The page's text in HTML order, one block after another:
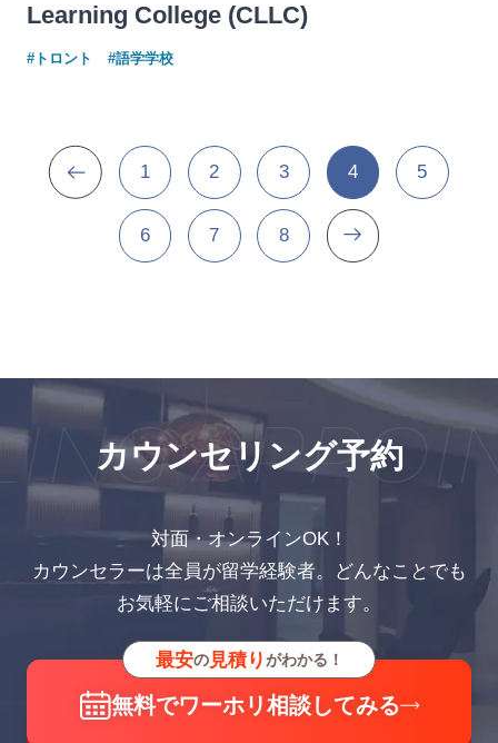
Learning College (CLLC)
#トロント #語学学校
1 2 3 4 5
6 7 8
カウンセリング予約
対面・オンラインOK！
カウンセラーは全員が留学経験者。どんなことでも
お気軽にご相談いただけます。
最安の見積りがわかる！
無料でワーホリ相談してみる